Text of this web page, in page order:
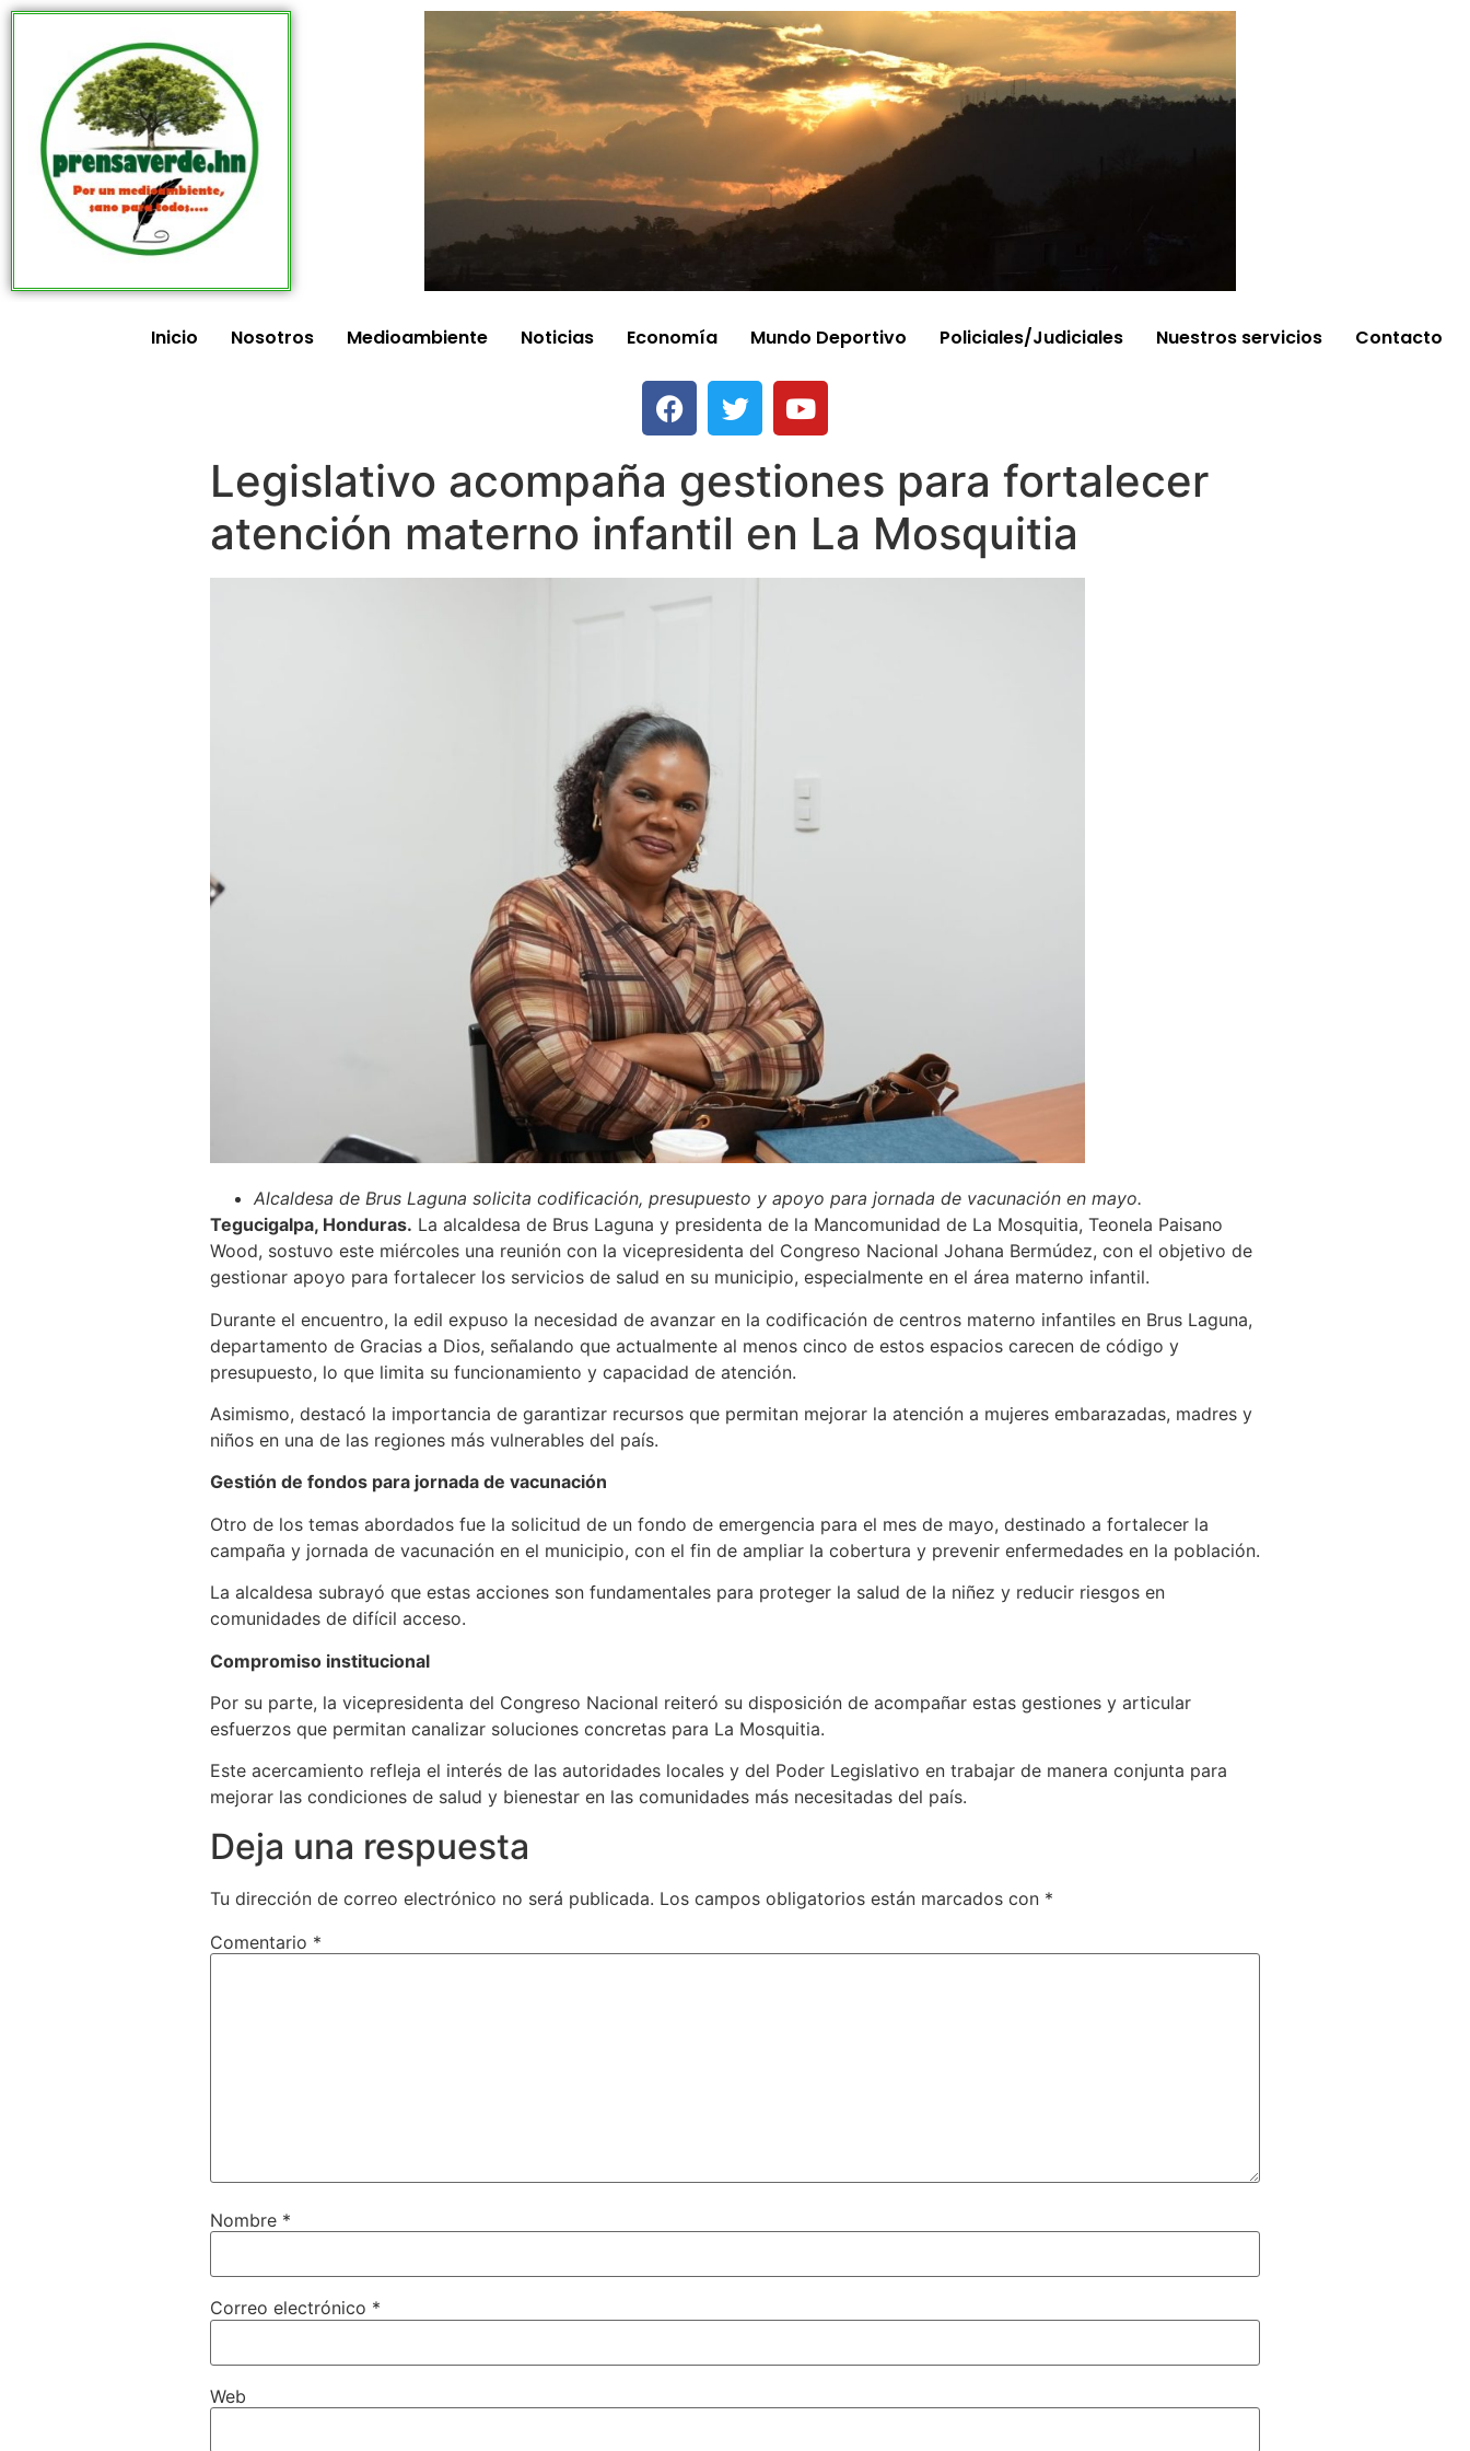
Inicio Nosotros Medioambiente Noticias Economía Mundo Deportivo Policiales/Judiciales Nuestros servicios Contacto
Legislativo acompaña gestiones para fortalecer
atención materno infantil en La Mosquitia
Alcaldesa de Brus Laguna solicita codificación, presupuesto y apoyo para jornada de vacunación en mayo.
Tegucigalpa, Honduras. La alcaldesa de Brus Laguna y presidenta de la Mancomunidad de La Mosquitia, Teonela Paisano
Wood, sostuvo este miércoles una reunión con la vicepresidenta del Congreso Nacional Johana Bermúdez, con el objetivo de
gestionar apoyo para fortalecer los servicios de salud en su municipio, especialmente en el área materno infantil.
Durante el encuentro, la edil expuso la necesidad de avanzar en la codificación de centros materno infantiles en Brus Laguna,
departamento de Gracias a Dios, señalando que actualmente al menos cinco de estos espacios carecen de código y
presupuesto, lo que limita su funcionamiento y capacidad de atención.
Asimismo, destacó la importancia de garantizar recursos que permitan mejorar la atención a mujeres embarazadas, madres y
niños en una de las regiones más vulnerables del país.
Gestión de fondos para jornada de vacunación
Otro de los temas abordados fue la solicitud de un fondo de emergencia para el mes de mayo, destinado a fortalecer la
campaña y jornada de vacunación en el municipio, con el fin de ampliar la cobertura y prevenir enfermedades en la población.
La alcaldesa subrayó que estas acciones son fundamentales para proteger la salud de la niñez y reducir riesgos en
comunidades de difícil acceso.
Compromiso institucional
Por su parte, la vicepresidenta del Congreso Nacional reiteró su disposición de acompañar estas gestiones y articular
esfuerzos que permitan canalizar soluciones concretas para La Mosquitia.
Este acercamiento refleja el interés de las autoridades locales y del Poder Legislativo en trabajar de manera conjunta para
mejorar las condiciones de salud y bienestar en las comunidades más necesitadas del país.
Deja una respuesta
Tu dirección de correo electrónico no será publicada. Los campos obligatorios están marcados con *
Comentario *
Nombre *
Correo electrónico *
Web